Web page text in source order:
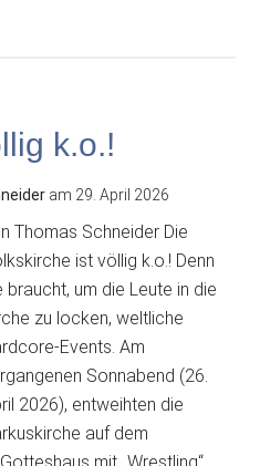
k.o.!
am 29. April 2026
Thomas Schneider Die
ist völlig k.o.! Denn
braucht, um die Leute in die
zu locken, weltliche
Events. Am
Sonnabend (26.
2026), entweihten die
auf dem